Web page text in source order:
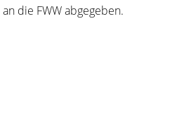
die FWW abgegeben.